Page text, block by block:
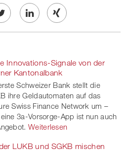
Share
linkedin
Share
Xing
Innovations-Signale von der
Kantonalbank
Schweizer Bank stellt die
ihre Geldautomaten auf das
Swiss Finance Network um –
3a-Vorsorge-App ist nun auch
Weiterlesen
LUKB und SGKB mischen